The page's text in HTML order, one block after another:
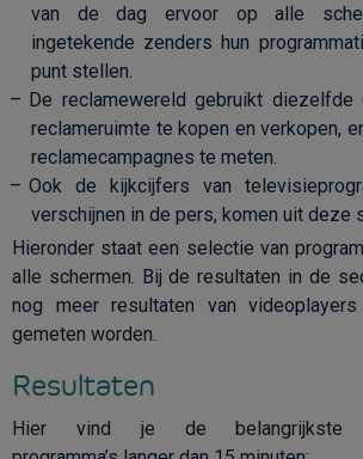
van de dag ervoor op alle
ingetekende zenders hun
punt stellen.
De reclamewereld gebruikt diezelfde
reclameruimte te kopen en verkopen,
reclamecampagnes te meten.
Ook de kijkcijfers van
verschijnen in de pers, komen uit deze
Hieronder staat een selectie van
alle schermen. Bij de resultaten in de
nog meer resultaten van
gemeten worden.
Resultaten
Hier vind je de belangrijkste